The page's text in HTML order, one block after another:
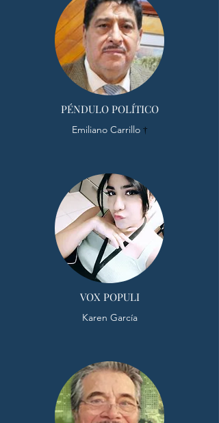
PÉNDULO POLÍTICO
Emiliano Carrillo †
VOX POPULI
Karen García